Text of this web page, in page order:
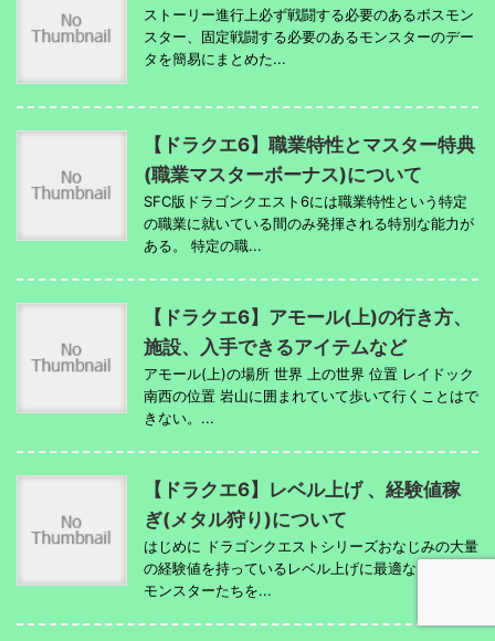
ストーリー進行上必ず戦闘する必要のあるボスモン
スター、固定戦闘する必要のあるモンスターのデー
タを簡易にまとめた...
【ドラクエ6】職業特性とマスター特典
(職業マスターボーナス)について
SFC版ドラゴンクエスト6には職業特性という特定
の職業に就いている間のみ発揮される特別な能力が
ある。 特定の職...
【ドラクエ6】アモール(上)の行き方、
施設、入手できるアイテムなど
アモール(上)の場所 世界 上の世界 位置 レイドック
南西の位置 岩山に囲まれていて歩いて行くことはで
きない。...
【ドラクエ6】レベル上げ 、経験値稼
ぎ(メタル狩り)について
はじめに ドラゴンクエストシリーズおなじみの大量
の経験値を持っているレベル上げに最適なメタル系
モンスターたちを...